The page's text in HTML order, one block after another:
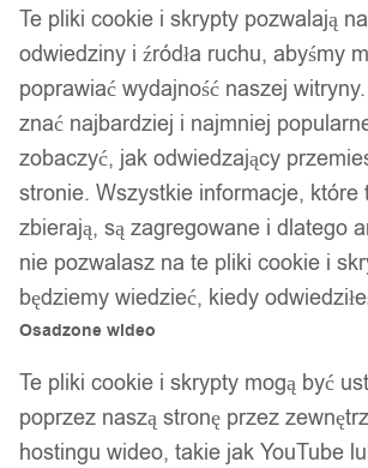
Te pliki cookie i skrypty pozwalają
odwiedziny i źródła ruchu, abyśmy
poprawiać wydajność naszej
znać najbardziej i najmniej
zobaczyć, jak odwiedzający
stronie. Wszystkie informacje, które
zbierają, są zagregowane i dlatego
nie pozwalasz na te pliki cookie i
będziemy wiedzieć, kiedy
Osadzone wideo
Te pliki cookie i skrypty mogą być
poprzez naszą stronę przez
hostingu wideo, takie jak YouTube